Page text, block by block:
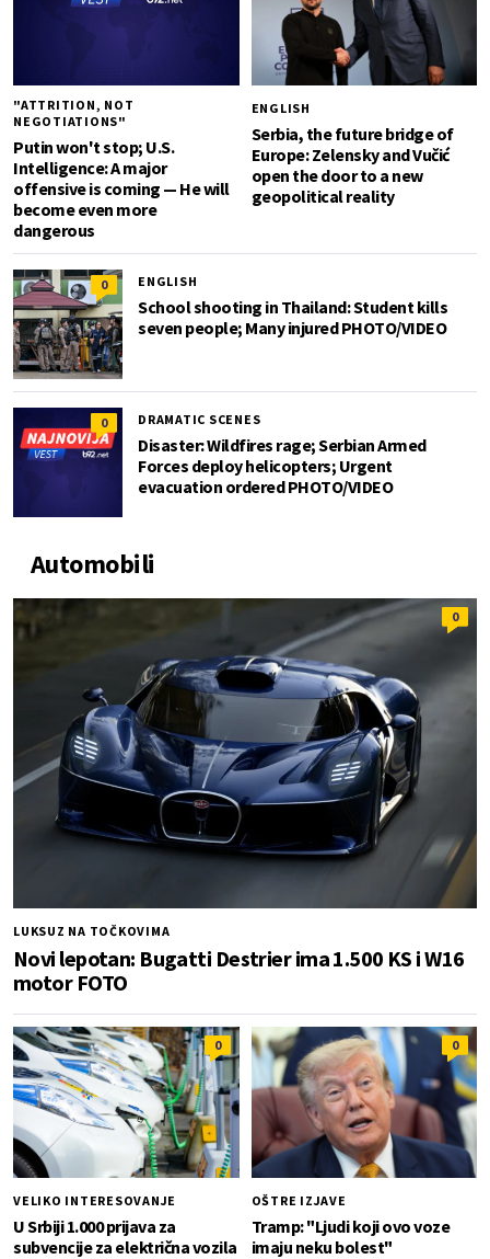
"ATTRITION, NOT
NEGOTIATIONS"
Putin won't stop; U.S.
Intelligence: A major
offensive is coming — He will
become even more
dangerous
ENGLISH
Serbia, the future bridge of
Europe: Zelensky and Vučić
open the door to a new
geopolitical reality
0 ENGLISH
School shooting in Thailand: Student kills
seven people; Many injured PHOTO/VIDEO
0 DRAMATIC SCENES
Disaster: Wildfires rage; Serbian Armed
Forces deploy helicopters; Urgent
evacuation ordered PHOTO/VIDEO
Automobili
0
LUKSUZ NA TOČKOVIMA
Novi lepotan: Bugatti Destrier ima 1.500 KS i W16
motor FOTO
0
VELIKO INTERESOVANJE
U Srbiji 1.000 prijava za
subvencije za električna vozila
0
OŠTRE IZJAVE
Tramp: "Ljudi koji ovo voze
imaju neku bolest"